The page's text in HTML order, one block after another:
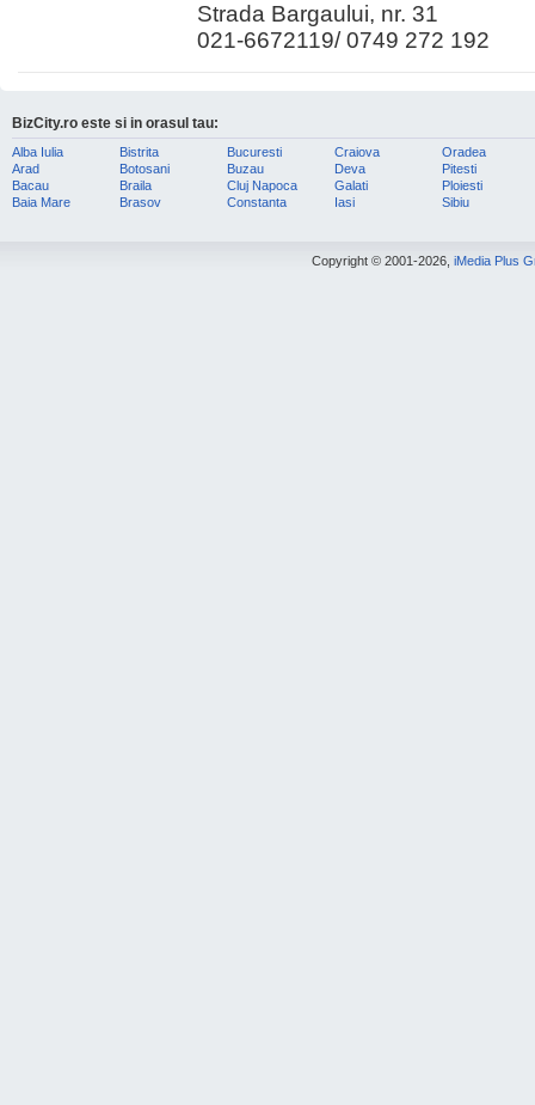
Strada Bargaului, nr. 31
021-6672119/ 0749 272 192
BizCity.ro este si in orasul tau:
Alba Iulia
Arad
Bacau
Baia Mare
Bistrita
Botosani
Braila
Brasov
Bucuresti
Buzau
Cluj Napoca
Constanta
Craiova
Deva
Galati
Iasi
Oradea
Pitesti
Ploiesti
Sibiu
Copyright © 2001-2026, iMedia Plus